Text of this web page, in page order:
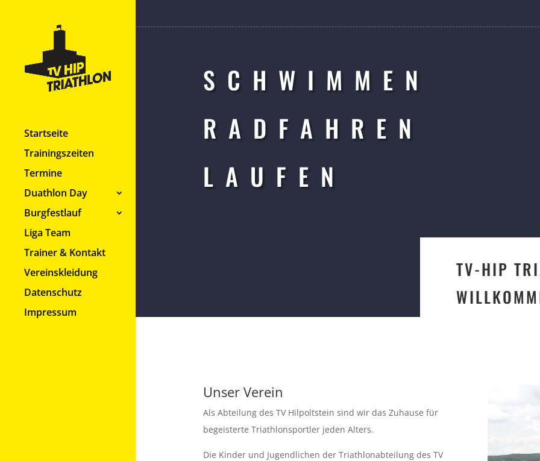
Startseite
Trainingszeiten
Termine
Duathlon Day
Burgfestlauf
Liga Team
Trainer & Kontakt
Vereinskleidung
Datenschutz
Impressum
SCHWIMMEN
RADFAHREN
LAUFEN
TV-HIP
Unser Verein
Als Abteilung des TV Hilpoltstein sind wir das Zuhause für
begeisterte Triathlonsportler jeden Alters.
Die Kinder und Jugendlichen der Triathlonabteilung des TV